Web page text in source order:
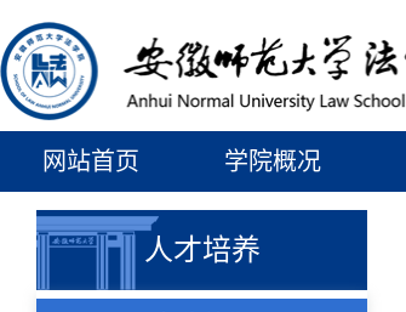
网站首页 学院概况
人才培养